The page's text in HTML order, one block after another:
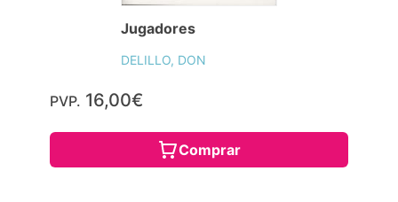
Jugadores
DELILLO, DON
PVP. 16,00€
Comprar